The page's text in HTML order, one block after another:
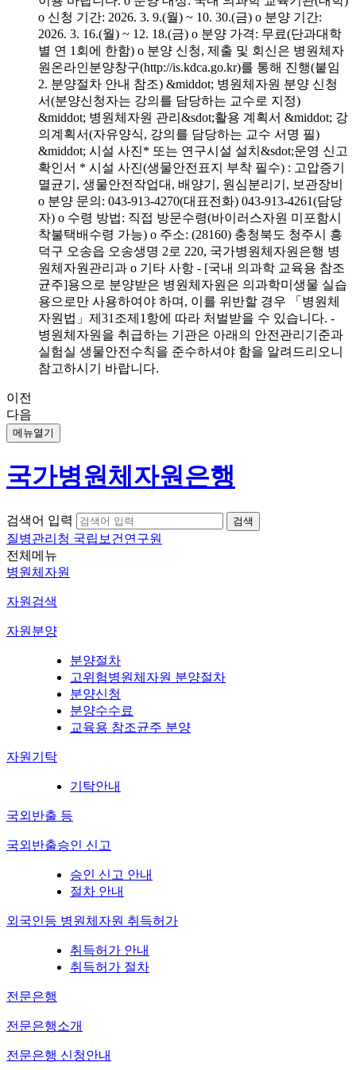
o 신청 기간: 2026. 3. 9.(월) ~ 10. 30.(금) o 분양 기간:
2026. 3. 16.(월) ~ 12. 18.(금) o 분양 가격: 무료(단과대학
별 연 1회에 한함) o 분양 신청, 제출 및 회신은 병원체자
원온라인분양창구(http://is.kdca.go.kr)를 통해 진행(붙임
2. 분양절차 안내 참조) &middot; 병원체자원 분양 신청
서(분양신청자는 강의를 담당하는 교수로 지정)
&middot; 병원체자원 관리&sdot;활용 계획서 &middot; 강
의계획서(자유양식, 강의를 담당하는 교수 서명 필)
&middot; 시설 사진* 또는 연구시설 설치&sdot;운영 신고
확인서 * 시설 사진(생물안전표지 부착 필수) : 고압증기
멸균기, 생물안전작업대, 배양기, 원심분리기, 보관장비
o 분양 문의: 043-913-4270(대표전화) 043-913-4261(담당
자) o 수령 방법: 직접 방문수령(바이러스자원 미포함시
착불택배수령 가능) o 주소: (28160) 충청북도 청주시 흥
덕구 오송읍 오송생명 2로 220, 국가병원체자원은행 병
원체자원관리과 o 기타 사항 - [국내 의과학 교육용 참조
균주]용으로 분양받은 병원체자원은 의과학미생물 실습
용으로만 사용하여야 하며, 이를 위반할 경우 「병원체
자원법」제31조제1항에 따라 처벌받을 수 있습니다. -
병원체자원을 취급하는 기관은 아래의 안전관리기준과
실험실 생물안전수칙을 준수하셔야 함을 알려드리오니
참고하시기 바랍니다.
이전
다음
메뉴열기
국가병원체자원은행
검색어 입력
질병관리청 국립보건연구원
전체메뉴
병원체자원
자원검색
자원분양
분양절차
고위험병원체자원 분양절차
분양신청
분양수수료
교육용 참조균주 분양
자원기탁
기탁안내
국외반출 등
국외반출승인 신고
승인 신고 안내
절차 안내
외국인등 병원체자원 취득허가
취득허가 안내
취득허가 절차
전문은행
전문은행소개
전문은행 신청안내